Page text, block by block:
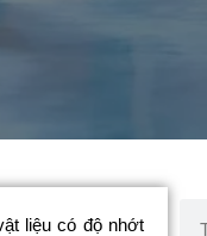
liệu có độ nhớt